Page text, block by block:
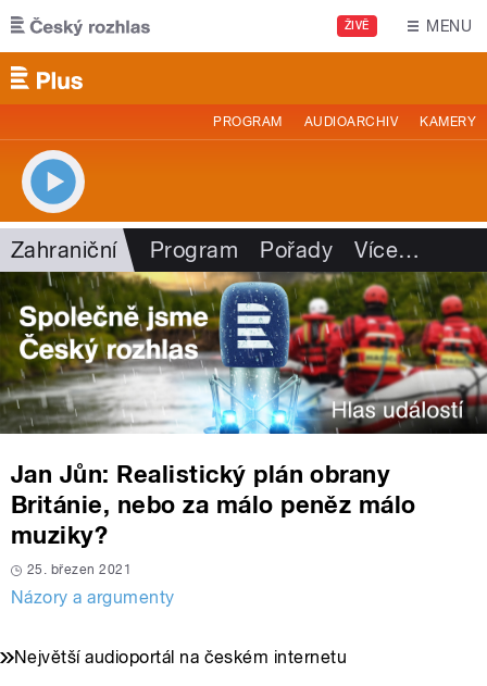
Přejít k hlavnímu obsahu
ŽIVĚ MENU
PROGRAM AUDIOARCHIV KAMERY
Zahraniční Program Pořady Více…
Jan Jůn: Realistický plán obrany
Británie, nebo za málo peněz málo
muziky?
25. březen 2021
Názory a argumenty
Největší audioportál na českém internetu